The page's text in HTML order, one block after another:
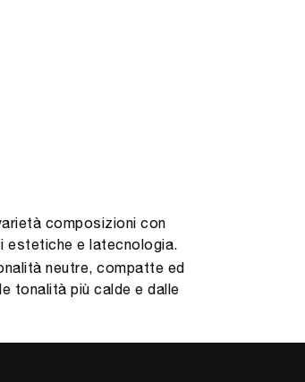
composizioni con
estetiche e latecnologia.
neutre, compatte ed
tonalità più calde e dalle